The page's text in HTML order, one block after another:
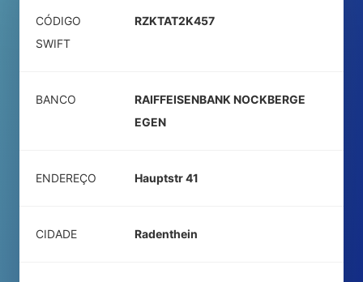
CÓDIGO
SWIFT
RZKTAT2K457
BANCO
RAIFFEISENBANK NOCKBERGE
EGEN
ENDEREÇO Hauptstr 41
CIDADE Radenthein